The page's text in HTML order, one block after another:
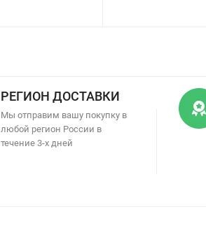
РЕГИОН ДОСТАВКИ
Мы отправим вашу покупку в
любой регион России в
течение 3-х дней